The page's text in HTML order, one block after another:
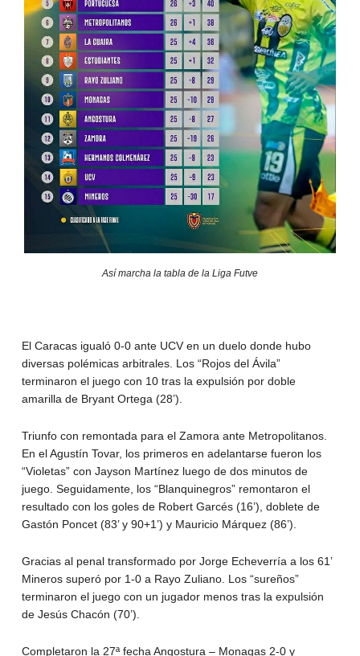
Así marcha la tabla de la Liga Futve
El Caracas igualó 0-0 ante UCV en un duelo donde hubo
diversas polémicas arbitrales. Los “Rojos del Ávila”
terminaron el juego con 10 tras la expulsión por doble
amarilla de Bryant Ortega (28’).
Triunfo con remontada para el Zamora ante Metropolitanos.
En el Agustín Tovar, los primeros en adelantarse fueron los
“Violetas” con Jayson Martínez luego de dos minutos de
juego. Seguidamente, los “Blanquinegros” remontaron el
resultado con los goles de Robert Garcés (16’), doblete de
Gastón Poncet (83’ y 90+1’) y Mauricio Márquez (86’).
Gracias al penal transformado por Jorge Echeverría a los 61’
Mineros superó por 1-0 a Rayo Zuliano. Los “sureños”
terminaron el juego con un jugador menos tras la expulsión
de Jesús Chacón (70’).
Completaron la 27ª fecha Angostura – Monagas 2-0 y